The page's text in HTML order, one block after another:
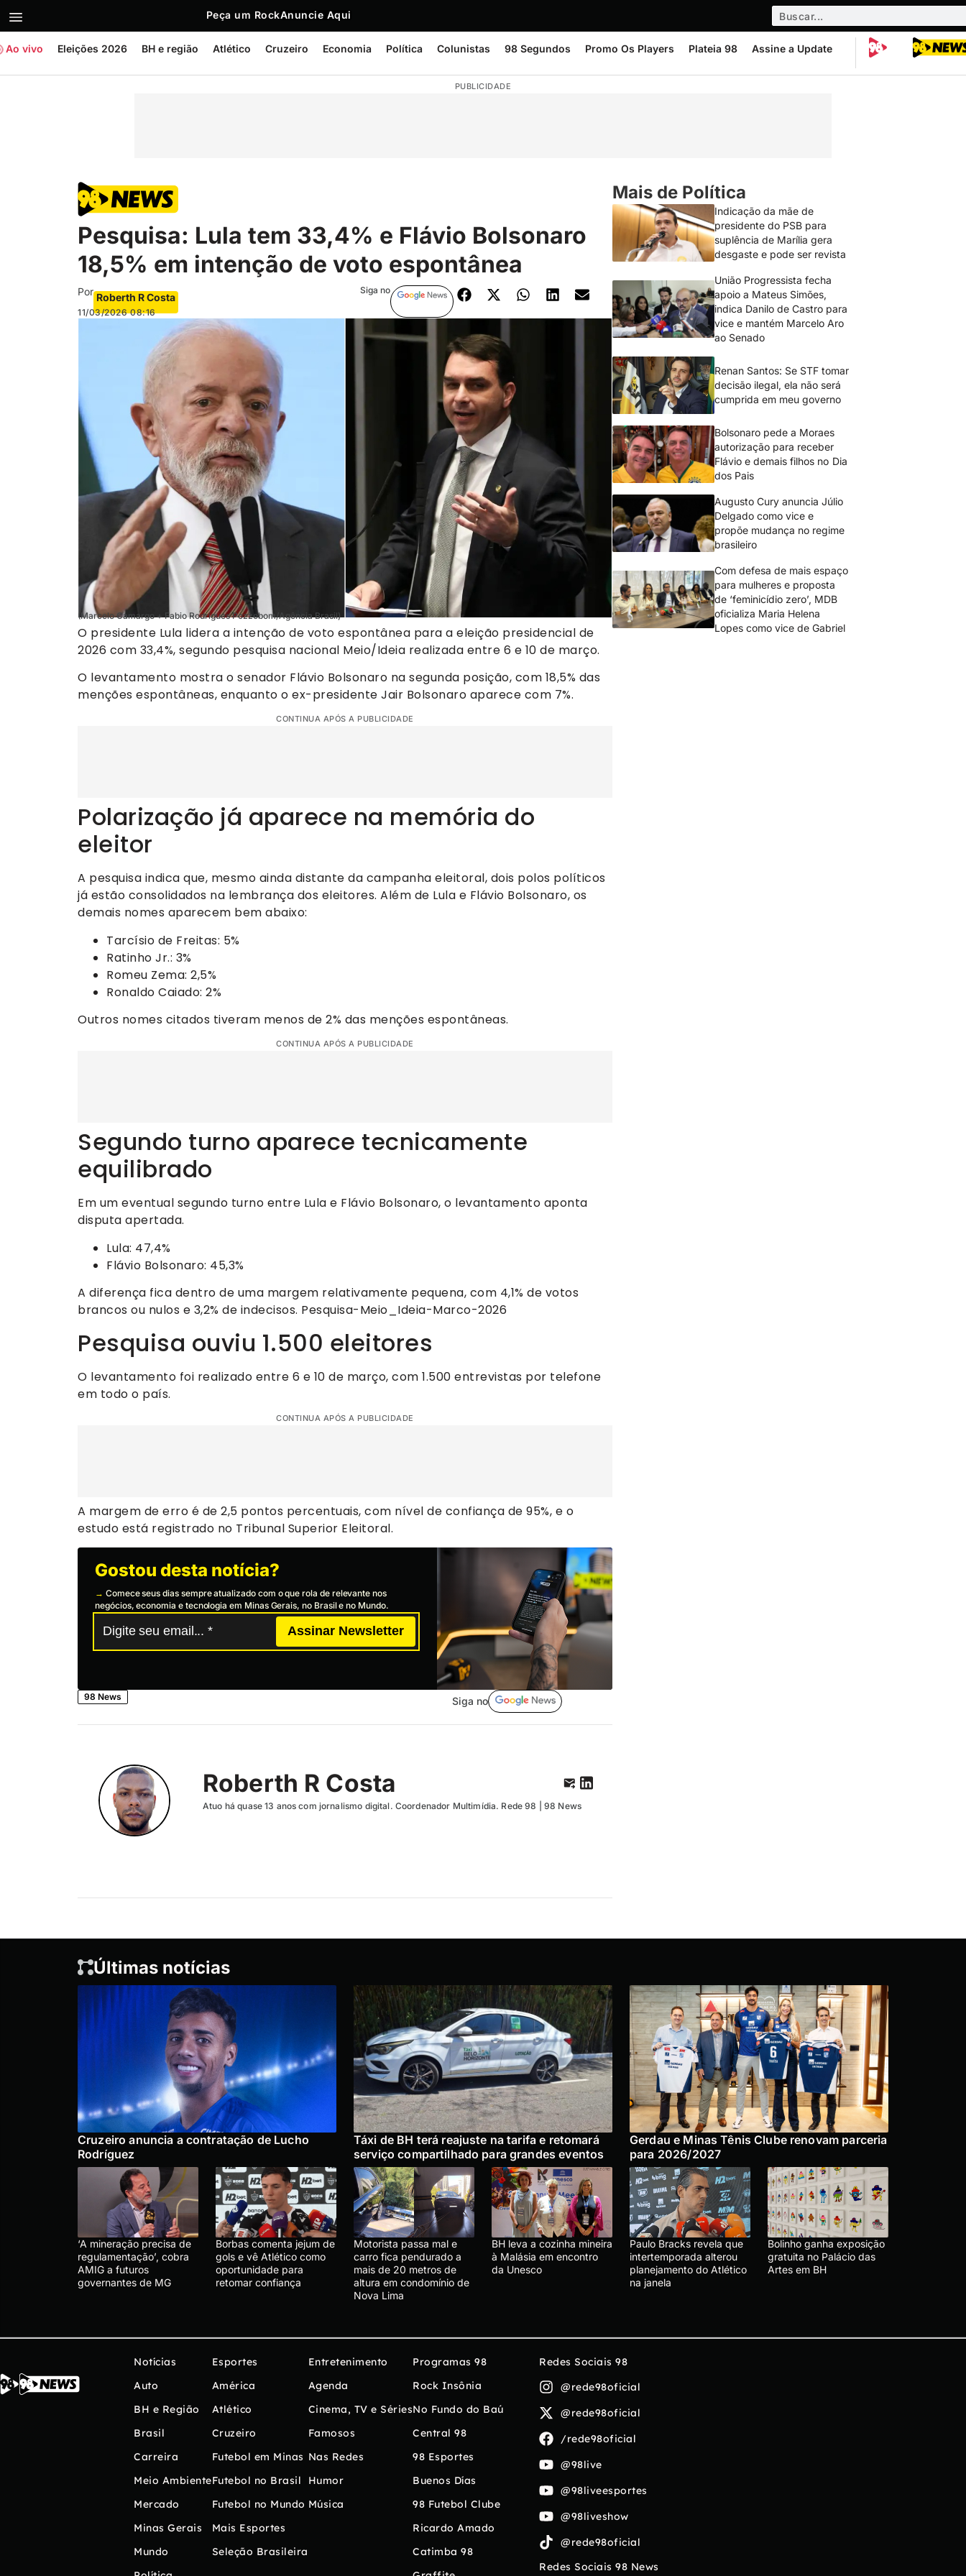
Peça um RockAnuncie Aqui
Ao vivo Eleições 2026 BH e região Atlético Cruzeiro Economia Política Colunistas 98 Segundos Promo Os Players Plateia 98 Assine a Update
PUBLICIDADE
Pesquisa: Lula tem 33,4% e Flávio Bolsonaro
18,5% em intenção de voto espontânea
Por Roberth R Costa
11/03/2026 08:16
Siga no
(Marcelo Camargo + Fabio Rodrigues Pozzebom/Agência Brasil)
O presidente Lula lidera a intenção de voto espontânea para a eleição presidencial de
2026 com 33,4%, segundo pesquisa nacional Meio/Ideia realizada entre 6 e 10 de março.
O levantamento mostra o senador Flávio Bolsonaro na segunda posição, com 18,5% das
menções espontâneas, enquanto o ex-presidente Jair Bolsonaro aparece com 7%.
CONTINUA APÓS A PUBLICIDADE
Polarização já aparece na memória do
eleitor
A pesquisa indica que, mesmo ainda distante da campanha eleitoral, dois polos políticos
já estão consolidados na lembrança dos eleitores. Além de Lula e Flávio Bolsonaro, os
demais nomes aparecem bem abaixo:
Tarcísio de Freitas: 5%
Ratinho Jr.: 3%
Romeu Zema: 2,5%
Ronaldo Caiado: 2%
Outros nomes citados tiveram menos de 2% das menções espontâneas.
CONTINUA APÓS A PUBLICIDADE
Segundo turno aparece tecnicamente
equilibrado
Em um eventual segundo turno entre Lula e Flávio Bolsonaro, o levantamento aponta
disputa apertada.
Lula: 47,4%
Flávio Bolsonaro: 45,3%
A diferença fica dentro de uma margem relativamente pequena, com 4,1% de votos
brancos ou nulos e 3,2% de indecisos. Pesquisa-Meio_Ideia-Marco-2026
Pesquisa ouviu 1.500 eleitores
O levantamento foi realizado entre 6 e 10 de março, com 1.500 entrevistas por telefone
em todo o país.
CONTINUA APÓS A PUBLICIDADE
A margem de erro é de 2,5 pontos percentuais, com nível de confiança de 95%, e o
estudo está registrado no Tribunal Superior Eleitoral.
Gostou desta notícia?
→ Comece seus dias sempre atualizado com o que rola de relevante nos
negócios, economia e tecnologia em Minas Gerais, no Brasil e no Mundo.
Assinar Newsletter
98 News Siga no
Roberth R Costa
Atuo há quase 13 anos com jornalismo digital. Coordenador Multimídia. Rede 98 | 98 News
Mais de Política
Indicação da mãe de
presidente do PSB para
suplência de Marília gera
desgaste e pode ser revista
União Progressista fecha
apoio a Mateus Simões,
indica Danilo de Castro para
vice e mantém Marcelo Aro
ao Senado
Renan Santos: Se STF tomar
decisão ilegal, ela não será
cumprida em meu governo
Bolsonaro pede a Moraes
autorização para receber
Flávio e demais filhos no Dia
dos Pais
Augusto Cury anuncia Júlio
Delgado como vice e
propõe mudança no regime
brasileiro
Com defesa de mais espaço
para mulheres e proposta
de ‘feminicídio zero’, MDB
oficializa Maria Helena
Lopes como vice de Gabriel
Últimas notícias
Cruzeiro anuncia a contratação de Lucho
Rodríguez
Táxi de BH terá reajuste na tarifa e retomará
serviço compartilhado para grandes eventos
Gerdau e Minas Tênis Clube renovam parceria
para 2026/2027
‘A mineração precisa de
regulamentação’, cobra
AMIG a futuros
governantes de MG
Borbas comenta jejum de
gols e vê Atlético como
oportunidade para
retomar confiança
Motorista passa mal e
carro fica pendurado a
mais de 20 metros de
altura em condomínio de
Nova Lima
BH leva a cozinha mineira
à Malásia em encontro
da Unesco
Paulo Bracks revela que
intertemporada alterou
planejamento do Atlético
na janela
Bolinho ganha exposição
gratuita no Palácio das
Artes em BH
Notícias
Auto
BH e Região
Brasil
Carreira
Meio Ambiente
Mercado
Minas Gerais
Mundo
Esportes
América
Atlético
Cruzeiro
Futebol em Minas
Futebol no Brasil
Futebol no Mundo
Mais Esportes
Seleção Brasileira
Entretenimento
Agenda
Cinema, TV e Séries
Famosos
Nas Redes
Humor
Música
Programas 98
Rock Insônia
No Fundo do Baú
Central 98
98 Esportes
Buenos Días
98 Futebol Clube
Ricardo Amado
Catimba 98
Redes Sociais 98
@rede98oficial
@rede98oficial
/rede98oficial
@98live
@98liveesportes
@98liveshow
@rede98oficial
Redes Sociais 98 News